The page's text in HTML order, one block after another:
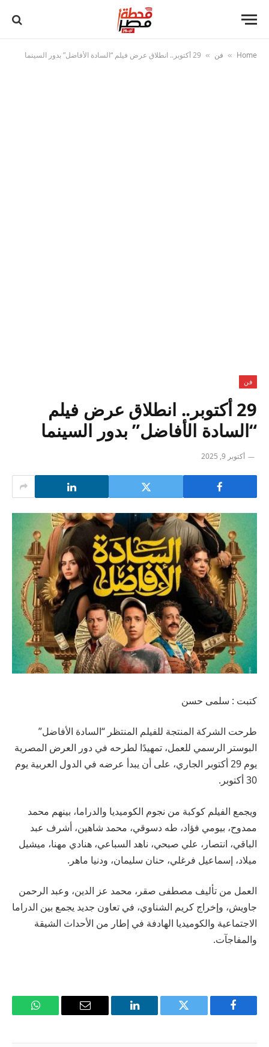
Home
» فن » 29 أكتوبر.. انطلاق عرض فيلم “السادة الأفاضل” بدور السينما
فن
29 أكتوبر.. انطلاق عرض فيلم
“السادة الأفاضل” بدور السينما
أكتوبر 9, 2025
كتبت : سلمى حسن
طرحت الشركة المنتجة للفيلم المنتظر “السادة الأفاضل”
البوستر الرسمي للعمل، تمهيدًا لطرحه في دور العرض المصرية
يوم 29 أكتوبر الجاري، على أن يبدأ عرضه في الدول العربية يوم
30 أكتوبر.
ويجمع الفيلم كوكبة من نجوم الكوميديا والدراما، بينهم محمد
ممدوح، بيومي فؤاد، طه دسوقي، محمد شاهين، أشرف عبد
الباقي، انتصار، علي صبحي، ناهد السباعي، هنادي مهنا، ميشيل
ميلاد، إسماعيل فرغلي، حنان سليمان، ودنيا ماهر.
العمل من تأليف مصطفى صقر، محمد عز الدين، وعبد الرحمن
جاويش، وإخراج كريم الشناوي، في تعاون جديد يجمع بين الدراما
الاجتماعية والكوميديا الهادفة في إطار من الأحداث الشيقة
والمفاجآت.
فيسبوك تويتر لينكدإن
البريد
واتساب